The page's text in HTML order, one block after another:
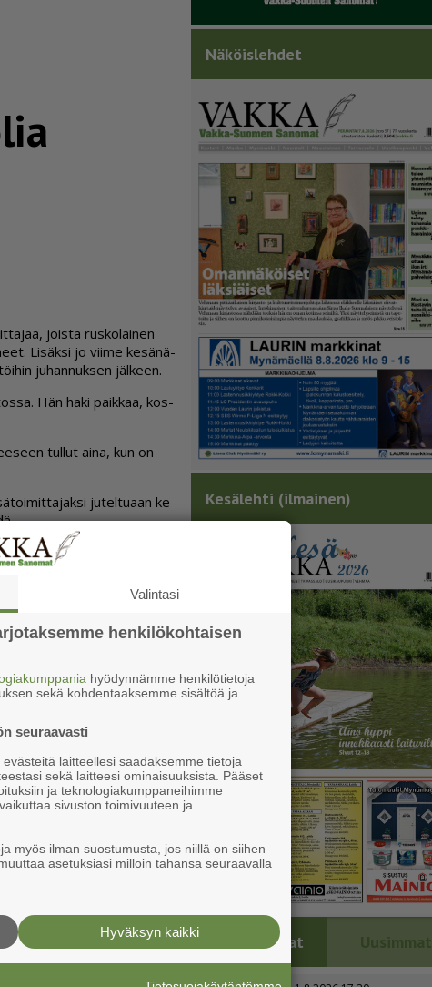
jois­ta rus­ko­lai­nen
Li­säk­si jo vii­me ke­sä­nä­
ju­han­nuk­sen jäl­keen.
Hän haki paik­kaa, kos­
tul­lut ai­na, kun on
ju­tel­tu­aan ke­
pa­rin päi­vän pääs­tä hä­
et­tä si­nun kan­nat­
tuol­loin vaih­dos­sa Ka­na­
siel­lä­kin me­di­a­
al­kua.
jäl­keen Sak­sas­sa kym­
ja en­si ke­vää­nä lo­put.
ih­mi­siä.
joi­hin en oli­si
omal­la asuin­seu­dul­la on
Näköislehdet
Kesälehti (ilmainen)
Luetuimmat Uusimmat
Valintasi
henkilökohtaisen
hyödynnämme henkilötietoja
sekä kohdentaaksemme sisältöä ja
seuraavasti
laitteellesi saadaksemme tietoja
sekä laitteesi ominaisuuksista. Pääset
ja teknologiakumppaneihimme
sivuston toimivuuteen ja
myös ilman suostumusta, jos niillä on siihen
asetuksiasi milloin tahansa seuraavalla
Hyväksyn kaikki